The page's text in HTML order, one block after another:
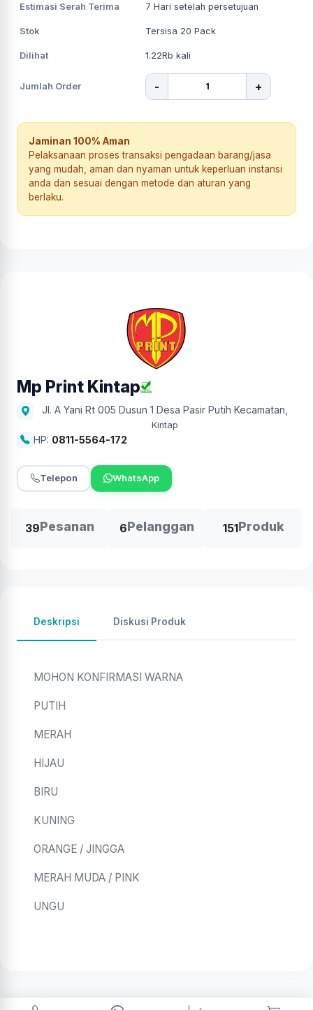
Estimasi Serah Terima 7 Hari setelah persetujuan
Stok Tersisa 20 Pack
Dilihat 1.22Rb kali
Jumlah Order - +
Jaminan 100% Aman
Pelaksanaan proses transaksi pengadaan barang/jasa
yang mudah, aman dan nyaman untuk keperluan instansi
anda dan sesuai dengan metode dan aturan yang
berlaku.
Mp Print Kintap
Jl. A Yani Rt 005 Dusun 1 Desa Pasir Putih Kecamatan
Kintap
HP: 0811-5564-172
Telepon WhatsApp
39Pesanan 6Pelanggan 151Produk
Deskripsi Diskusi Produk
MOHON KONFIRMASI WARNA
PUTIH
MERAH
HIJAU
BIRU
KUNING
ORANGE / JINGGA
MERAH MUDA / PINK
UNGU